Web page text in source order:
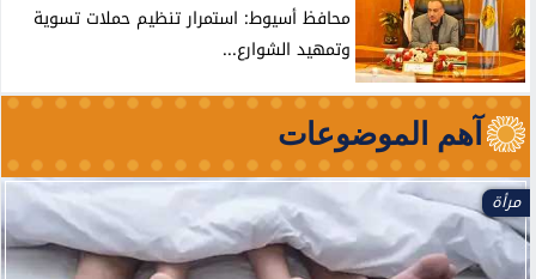
محافظ أسيوط: استمرار تنظيم حملات تسوية
وتمهيد الشوارع...
آهم الموضوعات
مرأة